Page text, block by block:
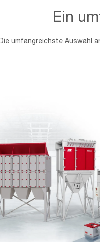
Ein
Die umfangreichste Auswahl